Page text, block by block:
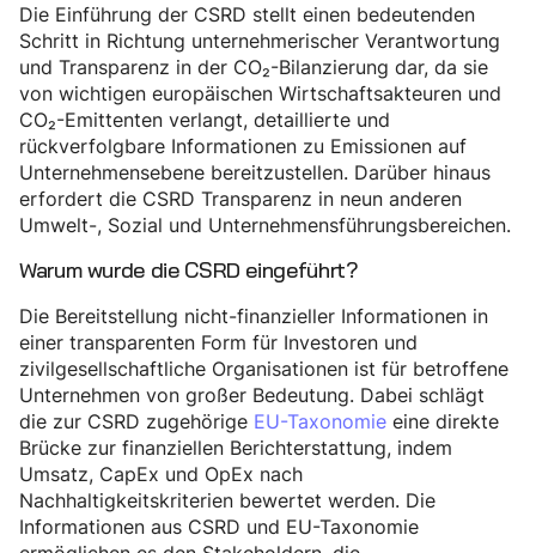
Die Einführung der CSRD stellt einen bedeutenden
Schritt in Richtung unternehmerischer Verantwortung
und Transparenz in der CO₂-Bilanzierung dar, da sie
von wichtigen europäischen Wirtschaftsakteuren und
CO₂-Emittenten verlangt, detaillierte und
rückverfolgbare Informationen zu Emissionen auf
Unternehmensebene bereitzustellen. Darüber hinaus
erfordert die CSRD Transparenz in neun anderen
Umwelt-, Sozial und Unternehmensführungsbereichen.
Warum wurde die CSRD eingeführt?
Die Bereitstellung nicht-finanzieller Informationen in
einer transparenten Form für Investoren und
zivilgesellschaftliche Organisationen ist für betroffene
Unternehmen von großer Bedeutung. Dabei schlägt
die zur CSRD zugehörige EU-Taxonomie eine direkte
Brücke zur finanziellen Berichterstattung, indem
Umsatz, CapEx und OpEx nach
Nachhaltigkeitskriterien bewertet werden. Die
Informationen aus CSRD und EU-Taxonomie